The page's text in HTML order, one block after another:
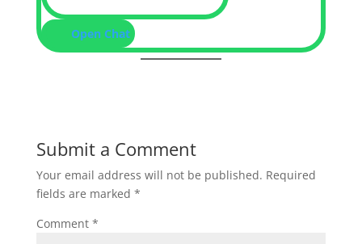
Open Chat
Submit a Comment
Your email address will not be published. Required
fields are marked *
Comment *